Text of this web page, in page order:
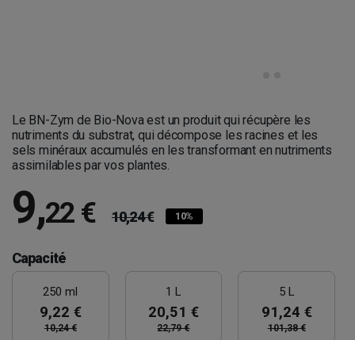
Le BN-Zym de Bio-Nova est un produit qui récupère les
nutriments du substrat, qui décompose les racines et les
sels minéraux accumulés en les transformant en nutriments
assimilables par vos plantes.
9,22 € 10,24 € 10%
Capacité
250 ml
9,22 €
10,24 €
1 L
20,51 €
22,79 €
5 L
91,24 €
101,38 €